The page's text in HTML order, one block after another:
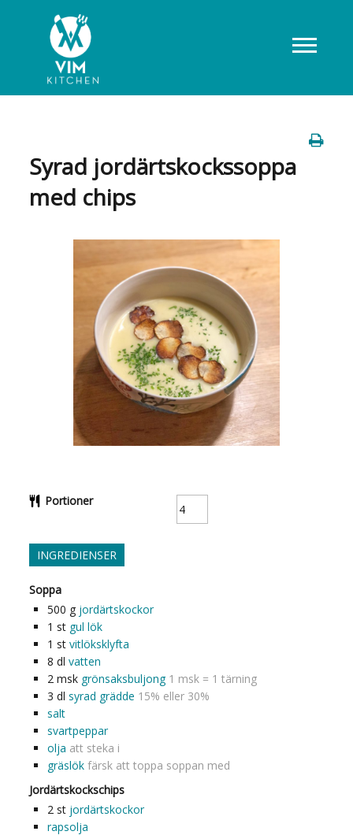
Syrad jordärtskockssoppa
med chips
Portioner
INGREDIENSER
Soppa
500 g jordärtskockor
1 st gul lök
1 st vitlöksklyfta
8 dl vatten
2 msk grönsaksbuljong 1 msk = 1 tärning
3 dl syrad grädde 15% eller 30%
salt
svartpeppar
olja att steka i
gräslök färsk att toppa soppan med
Jordärtskockschips
2 st jordärtskockor
rapsolja